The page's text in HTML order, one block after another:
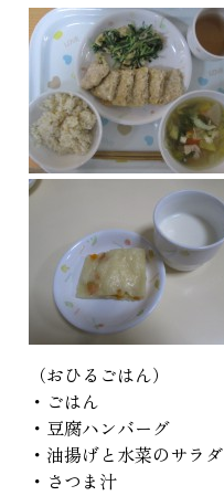
（おひるごはん）
・ごはん
・豆腐ハンバーグ
・油揚げと水菜のサラダ
・さつま汁